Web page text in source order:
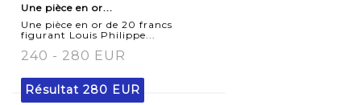
détaillée
Une pièce en or...
Une pièce en or de 20 francs
figurant Louis Philippe...
240 - 280 EUR
Résultat 280 EUR